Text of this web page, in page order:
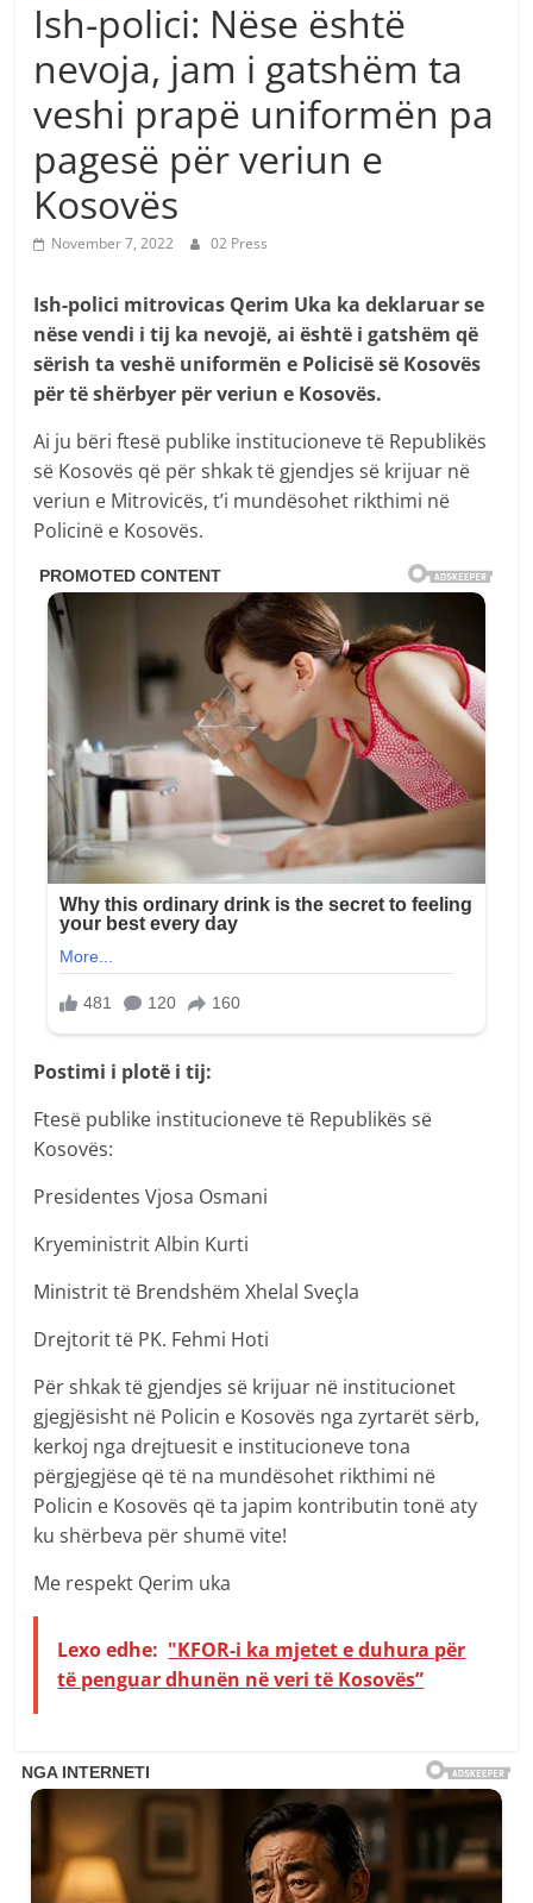
Ish-polici: Nëse është
nevoja, jam i gatshëm ta
veshi prapë uniformën pa
pagesë për veriun e
Kosovës
November 7, 2022 02 Press
Ish-polici mitrovicas Qerim Uka ka deklaruar se
nëse vendi i tij ka nevojë, ai është i gatshëm që
sërish ta veshë uniformën e Policisë së Kosovës
për të shërbyer për veriun e Kosovës.
Ai ju bëri ftesë publike institucioneve të Republikës
së Kosovës që për shkak të gjendjes së krijuar në
veriun e Mitrovicës, t’i mundësohet rikthimi në
Policinë e Kosovës.
Postimi i plotë i tij:
Ftesë publike institucioneve të Republikës së
Kosovës:
Presidentes Vjosa Osmani
Kryeministrit Albin Kurti
Ministrit të Brendshëm Xhelal Sveçla
Drejtorit të PK. Fehmi Hoti
Për shkak të gjendjes së krijuar në institucionet
gjegjësisht në Policin e Kosovës nga zyrtarët sërb,
kerkoj nga drejtuesit e institucioneve tona
përgjegjëse që të na mundësohet rikthimi në
Policin e Kosovës që ta japim kontributin tonë aty
ku shërbeva për shumë vite!
Me respekt Qerim uka
Lexo edhe: "KFOR-i ka mjetet e duhura për
të penguar dhunën në veri të Kosovës”